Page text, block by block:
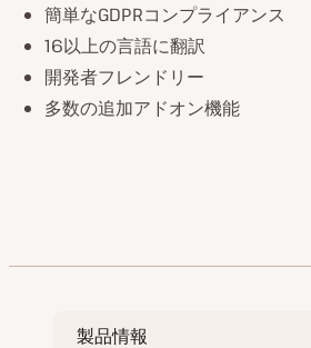
簡単なGDPRコンプライアンス
16以上の言語に翻訳
開発者フレンドリー
多数の追加アドオン機能
製品情報